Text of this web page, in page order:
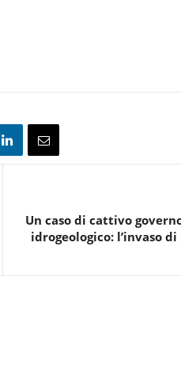
Un caso di cattivo
idrogeologico: l’invaso